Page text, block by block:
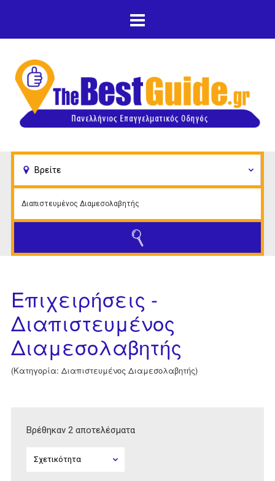
κυρίως περιεχόμενο
Επιχειρήσεις -
Διαπιστευμένος
Διαμεσολαβητής
(Κατηγορία: Διαπιστευμένος Διαμεσολαβητής)
Βρέθηκαν 2 αποτελέσματα